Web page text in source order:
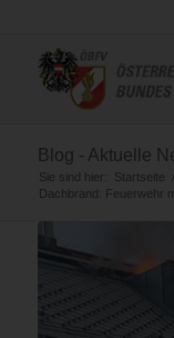
Blog - Aktuelle
Sie sind hier: Startseite /
Dachbrand: Feuerwehr